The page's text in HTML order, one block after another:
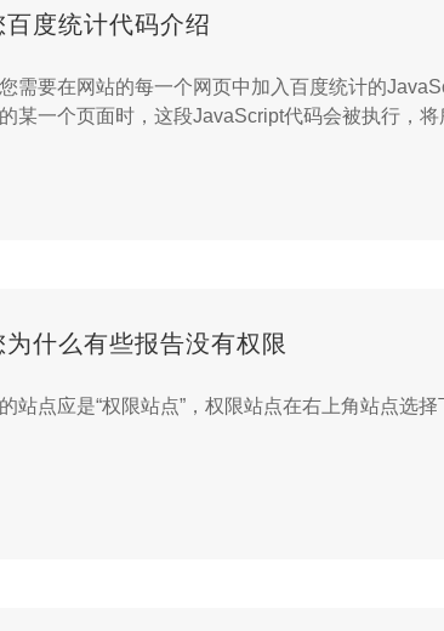
度统计代码介绍
需要在网站的每一个网页中加入百度统计的
某一个页面时，这段JavaScript代码会被执行，
须在网站的每一个页面中都安装正确ID的百度统计
什么有些报告没有权限